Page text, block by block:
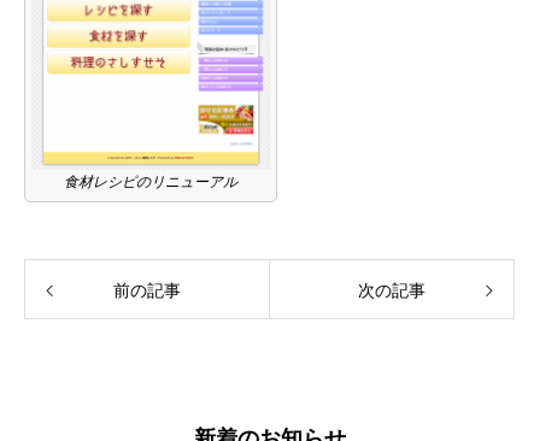
食材レシピのリニューアル
前の記事 次の記事